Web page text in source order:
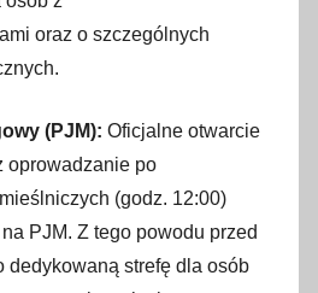
oraz o szczególnych
(PJM): Oficjalne otwarcie
oprowadzanie po
(godz. 12:00)
PJM. Z tego powodu przed
dedykowaną strefę dla osób